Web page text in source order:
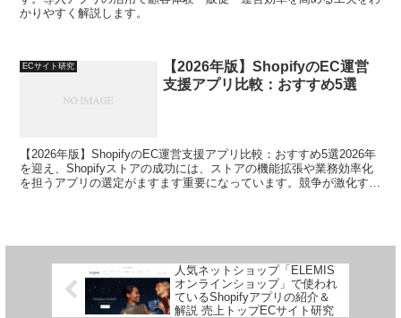
かりやすく解説します。
ECサイト研究
【2026年版】ShopifyのEC運営
支援アプリ比較：おすすめ5選
【2026年版】ShopifyのEC運営支援アプリ比較：おすすめ5選2026年
を迎え、Shopifyストアの成功には、ストアの機能拡張や業務効率化
を担うアプリの選定がますます重要になっています。競争が激化する
人気ネットショップ「ELEMIS
オンラインショップ」で使われ
ているShopifyアプリの紹介＆
解説 売上トップECサイト研究